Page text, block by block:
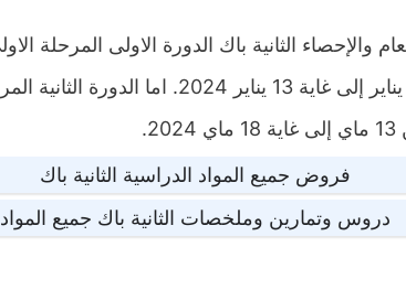
فروض جميع المواد الدراسية الثانية باك
دروس وتمارين وملخصات الثانية باك جميع المواد